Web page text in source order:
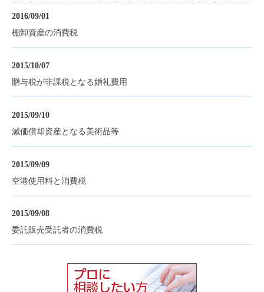
2016/09/01
棚卸資産の消費税
2015/10/07
贈与税が非課税となる婚礼費用
2015/09/10
減価償却資産となる美術品等
2015/09/09
空港使用料と消費税
2015/09/08
委託販売受託者の消費税